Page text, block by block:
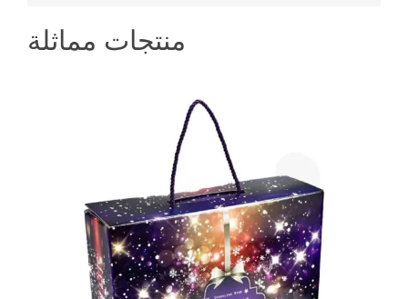
منتجات مماثلة